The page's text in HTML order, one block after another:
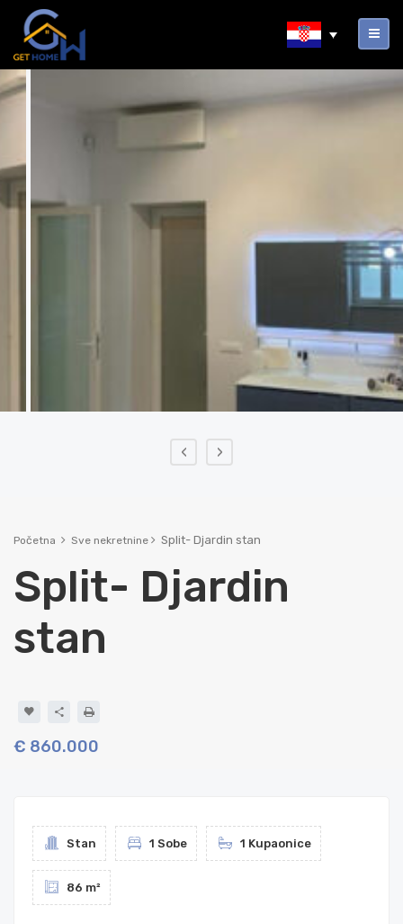
‹ ›
Početna Sve nekretnine Split- Djardin stan
Split- Djardin
stan
€ 860.000
Stan 1 Sobe 1 Kupaonice
86 m²